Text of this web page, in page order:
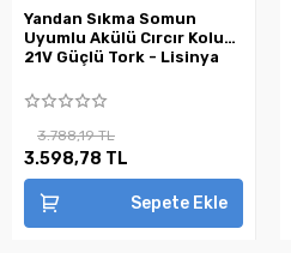
Yandan Sıkma Somun
Uyumlu Akülü Cırcır Kolu
21V Güçlü Tork - Lisinya
3.788,19 TL
3.598,78 TL
Sepete Ekle